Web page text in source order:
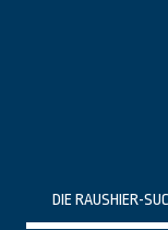
DIE RAUSHIER-